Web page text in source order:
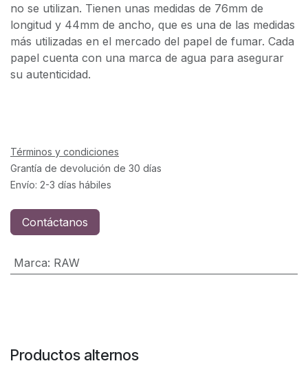
no se utilizan. Tienen unas medidas de 76mm de
longitud y 44mm de ancho, que es una de las medidas
más utilizadas en el mercado del papel de fumar. Cada
papel cuenta con una marca de agua para asegurar
su autenticidad.
Términos y condiciones
Grantía de devolución de 30 días
Envío: 2-3 días hábiles
Contáctanos
Marca: RAW
Productos alternos